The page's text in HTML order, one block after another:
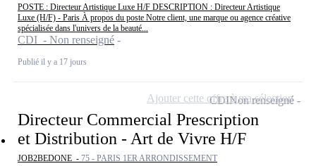
POSTE : Directeur Artistique Luxe H/F DESCRIPTION : Directeur Artistique
Luxe (H/F) - Paris À propos du poste Notre client, une marque ou agence créative
spécialisée dans l'univers de la beauté...
CDI - Non renseigné
Publié il y a 17 jours
Directeur Commercial Prescription
et Distribution - Art de Vivre H/F
JOB2BEDONE - 75 - PARIS 1ER ARRONDISSEMENT
CDINon renseigné
Ajouter cette offre à ma sélection